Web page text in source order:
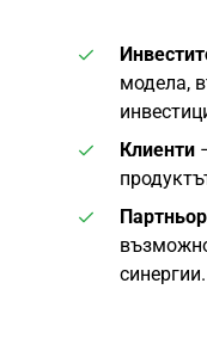
модела,
Клиенти
синергии.